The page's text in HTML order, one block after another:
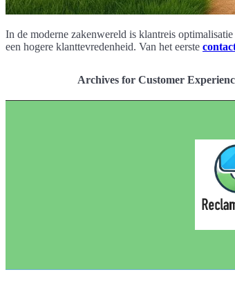
In de moderne zakenwereld is klantreis
een hogere klanttevredenheid. Van het eerste
Archives for Customer